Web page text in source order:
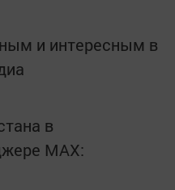
и интересным в
в
MАХ: